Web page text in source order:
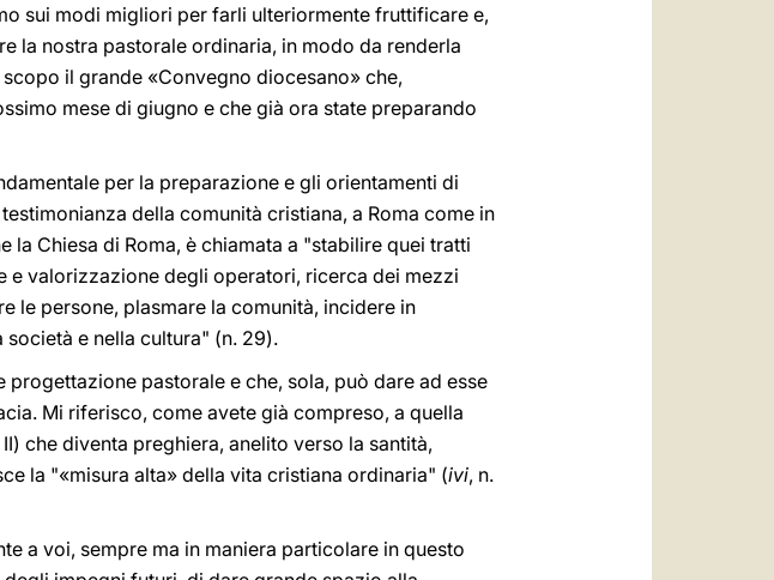
sui modi migliori per farli ulteriormente fruttificare e,
la nostra pastorale ordinaria, in modo da renderla
il grande «Convegno diocesano» che,
mese di giugno e che già ora state preparando
per la preparazione e gli orientamenti di
della comunità cristiana, a Roma come in
Chiesa di Roma, è chiamata a "stabilire quei tratti
valorizzazione degli operatori, ricerca dei mezzi
le persone, plasmare la comunità, incidere in
e nella cultura" (n. 29).
pastorale e che, sola, può dare ad esse
Mi riferisco, come avete già compreso, a quella
II) che diventa preghiera, anelito verso la santità,
la "«misura alta» della vita cristiana ordinaria" (ivi, n.
a voi, sempre ma in maniera particolare in questo